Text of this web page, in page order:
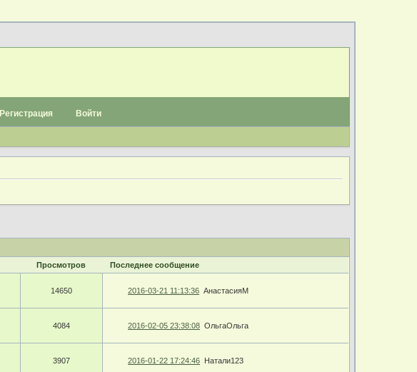
Регистрация Войти
Просмотров Последнее сообщение
14650 2016-03-21 11:13:36 АнастасияМ
4084 2016-02-05 23:38:08 ОльгаОльга
3907 2016-01-22 17:24:46 Натали123